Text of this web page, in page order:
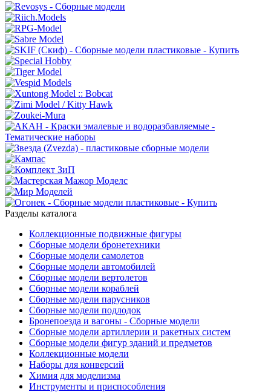
Разделы каталога
Коллекционные подвижные фигуры
Сборные модели бронетехники
Сборные модели самолетов
Сборные модели автомобилей
Сборные модели вертолетов
Сборные модели кораблей
Сборные модели парусников
Сборные модели подлодок
Бронепоезда и вагоны - Сборные модели
Сборные модели артиллерии и ракетных систем
Сборные модели фигур зданий и предметов
Коллекционные модели
Наборы для конверсий
Химия для моделизма
Инструменты и приспособления